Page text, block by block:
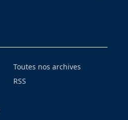
Toutes nos archives
RSS